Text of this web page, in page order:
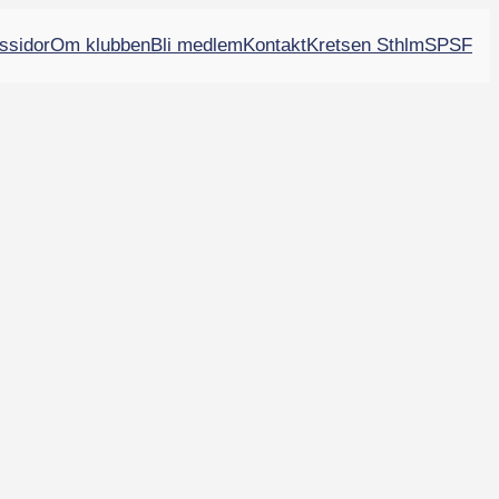
Om klubbenBli medlemKontaktKretsen SthlmSPSF